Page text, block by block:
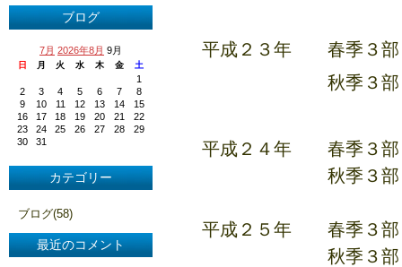
平成２３年 春季３
秋季３部
平成２４年 春季３
秋季３部リ
平成２５年 春季３部
秋季３部リ
ブログ
7月 2026年8月 9月
日 月 火 水 木 金 土
1
2
3 4 5 6 7
8
9
10 11 12 13 14
15
16
17 18 19 20 21
22
23
24 25 26 27 28
29
30
31
カテゴリー
ブログ(58)
最近のコメント